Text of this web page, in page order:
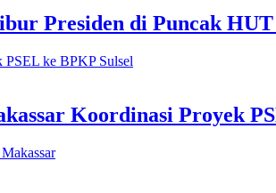
Presiden di Puncak
Koordinasi Proyek